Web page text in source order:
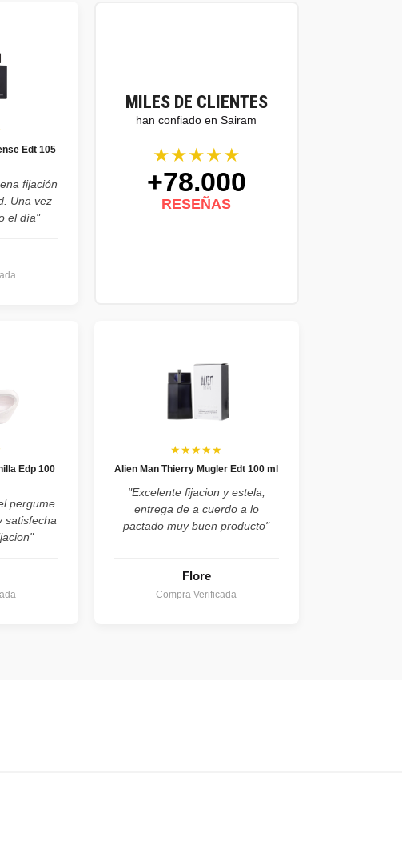
MILES DE CLIENTES
han confiado en Sairam
★★★★★
+78.000
RESEÑAS
Edt 105
fijación
Una vez
el día"
Edp 100
pergume
satisfecha
★★★★★
Alien Man Thierry Mugler Edt 100 ml
"Excelente fijacion y estela,
entrega de a cuerdo a lo
pactado muy buen producto"
Flore
Compra Verificada